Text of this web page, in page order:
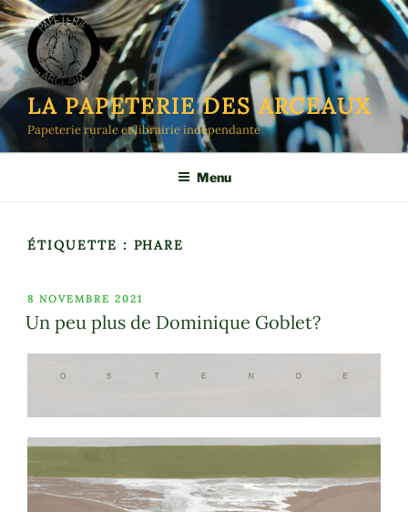
Aller
au
contenu
principal
LA PAPETERIE DES ARCEAUX
Papeterie rurale et librairie indépendante
Menu
ÉTIQUETTE : PHARE
PUBLIÉ
LE
8 NOVEMBRE 2021
Un peu plus de Dominique Goblet?